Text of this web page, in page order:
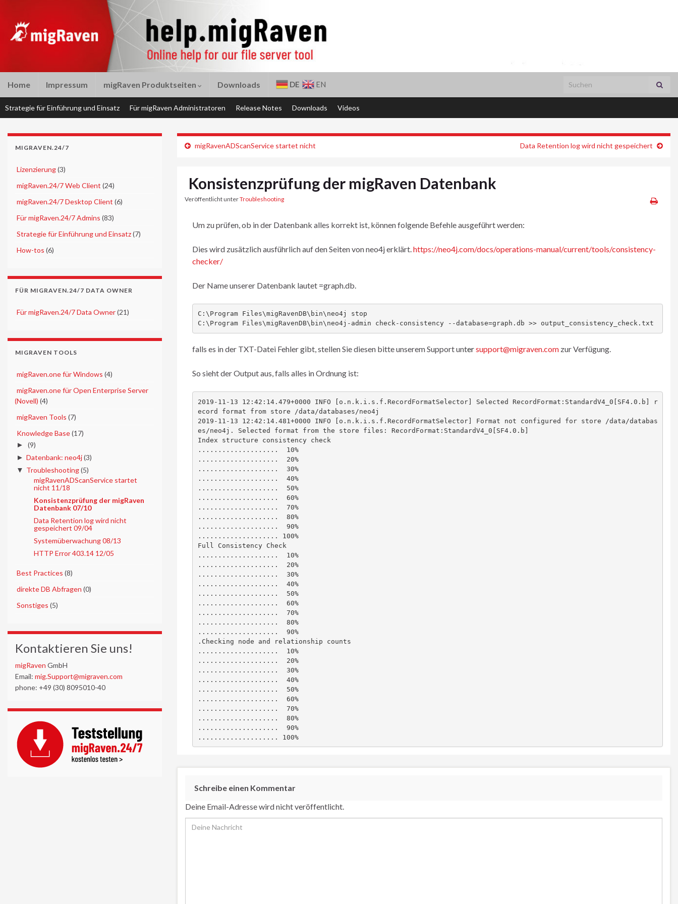
Home Impressum migRaven Produktseiten Downloads Search for:
DE EN
Strategie für Einführung und Einsatz Für migRaven Administratoren Release Notes Downloads Videos
MIGRAVEN.24/7
Lizenzierung(3)
migRaven.24/7 Web Client (24)
migRaven.24/7 Desktop Client (6)
Für migRaven.24/7 Admins (83)
Strategie für Einführung und Einsatz(7)
How-tos (6)
FÜR MIGRAVEN.24/7 DATA OWNER
Für migRaven.24/7 Data Owner(21)
MIGRAVEN TOOLS
migRaven.one für Windows (4)
migRaven.one für Open Enterprise Server
(Novell) (4)
migRaven Tools (7)
Knowledge Base(17)
►
(9)
► Datenbank: neo4j(3)
▼ Troubleshooting(5)
migRavenADScanService startet
nicht 11/18
Konsistenzprüfung der migRaven
Datenbank 07/10
Data Retention log wird nicht
gespeichert 09/04
Systemüberwachung 08/13
HTTP Error 403.14 12/05
Best Practices (8)
direkte DB Abfragen (0)
Sonstiges (5)
Kontaktieren Sie uns!
migRaven GmbH
Email: mig.Support@migraven.com
phone: +49 (30) 8095010-40
migRavenADScanService startet nicht Data Retention log wird nicht gespeichert
Konsistenzprüfung der migRaven Datenbank
Veröffentlicht unterTroubleshooting
Um zu prüfen, ob in der Datenbank alles korrekt ist, können folgende Befehle ausgeführt werden:
Dies wird zusätzlich ausführlich auf den Seiten von neo4j erklärt.https://neo4j.com/docs/operations-manual/current/tools/consistency-
checker/
Der Name unserer Datenbank lautet =graph.db.
C:\Program Files\migRavenDB\bin\neo4j stop
C:\Program Files\migRavenDB\bin\neo4j-admin check-consistency --database=graph.db >> output_consistency_check.txt
falls es in der TXT-Datei Fehler gibt, stellen Sie diesen bitte unserem Support untersupport@migraven.com zur Verfügung.
So sieht der Output aus, falls alles in Ordnung ist:
2019-11-13 12:42:14.479+0000 INFO [o.n.k.i.s.f.RecordFormatSelector] Selected RecordFormat:StandardV4_0[SF4.0.b] r
ecord format from store /data/databases/neo4j
2019-11-13 12:42:14.481+0000 INFO [o.n.k.i.s.f.RecordFormatSelector] Format not configured for store /data/databas
es/neo4j. Selected format from the store files: RecordFormat:StandardV4_0[SF4.0.b]
Index structure consistency check
....................  10%
....................  20%
....................  30%
....................  40%
....................  50%
....................  60%
....................  70%
....................  80%
....................  90%
.................... 100%
Full Consistency Check
....................  10%
....................  20%
....................  30%
....................  40%
....................  50%
....................  60%
....................  70%
....................  80%
....................  90%
.Checking node and relationship counts
....................  10%
....................  20%
....................  30%
....................  40%
....................  50%
....................  60%
....................  70%
....................  80%
....................  90%
.................... 100%
Schreibe einen Kommentar
Deine Email-Adresse wird nicht veröffentlicht.